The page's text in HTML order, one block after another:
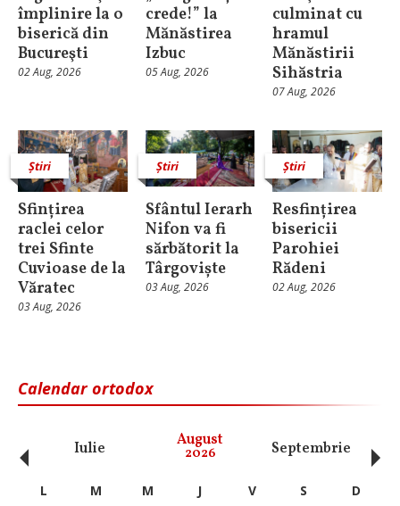
împlinire la o
biserică din
Bucureşti
02 Aug, 2026
crede!” la
Mănăstirea
Izbuc
05 Aug, 2026
culminat cu
hramul
Mănăstirii
Sihăstria
07 Aug, 2026
Știri
Sfințirea
raclei celor
trei Sfinte
Cuvioase de la
Văratec
03 Aug, 2026
Știri
Sfântul Ierarh
Nifon va fi
sărbătorit la
Târgoviște
03 Aug, 2026
Știri
Resfințirea
bisericii
Parohiei
Rădeni
02 Aug, 2026
Calendar ortodox
Iulie August
2026 Septembrie
‹ L M M J V S
D